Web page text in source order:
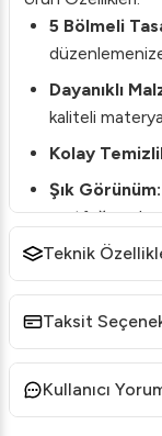
5 Bölmeli
Dayanıklı
kaliteli
Kolay
Şık Görünüm:
Kullanım Alanları:
Profesyonel
mutfaklarında
Ev Mutfakları:
çözümdür.
Teknik
Taksit
Kullanıcı